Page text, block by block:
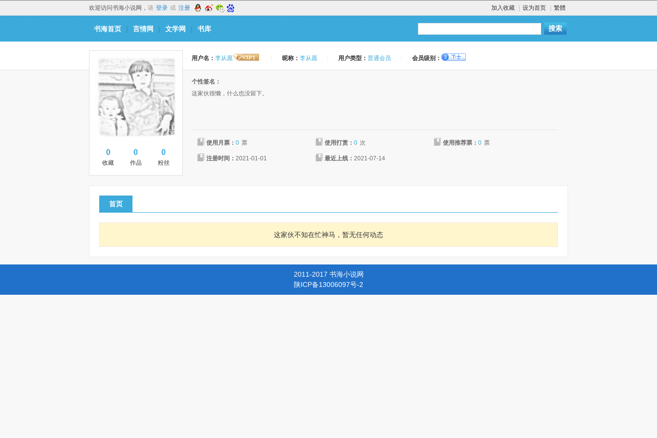
欢迎访问书海小说网， 请 登录 或 注册 加入收藏 设为首页 繁體
书海首页 | 言情网 | 文学网 | 书库
0
收藏
0
作品
0
粉丝
用户名： 李从愿 昵称： 李从愿 用户类型： 普通会员 会员级别：
个性签名：
这家伙很懒，什么也没留下。
使用月票： 0 票 使用打赏：0 次 使用推荐票：0 票
注册时间： 2021-01-01 最近上线：2021-07-14
首页
这家伙不知在忙神马，暂无任何动态
2011-2017 书海小说网
陕ICP备13006097号-2